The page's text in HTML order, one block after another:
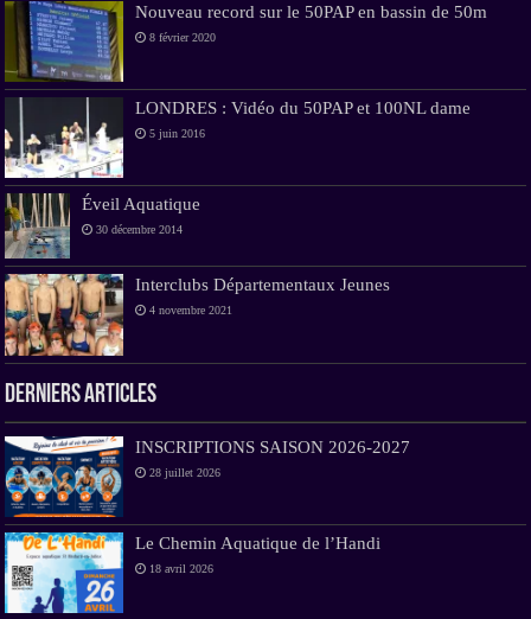
Nouveau record sur le 50PAP en bassin de 50m
8 février 2020
LONDRES : Vidéo du 50PAP et 100NL dame
5 juin 2016
Éveil Aquatique
30 décembre 2014
Interclubs Départementaux Jeunes
4 novembre 2021
Derniers Articles
INSCRIPTIONS SAISON 2026-2027
28 juillet 2026
Le Chemin Aquatique de l’Handi
18 avril 2026